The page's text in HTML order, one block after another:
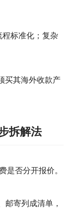
标准化；复杂
买其海外收款产
拆解法
是否分开报价。
寄列成清单，